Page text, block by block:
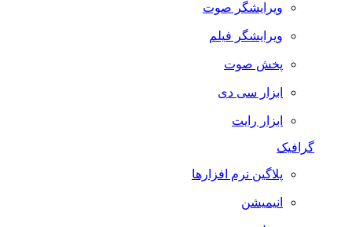
ویرایشگر صوت
ویرایشگر فیلم
پخش صوت
ابزار سی دی
ابزار رایت
گرافیک
پلاگین نرم افزارها
انیمیشن